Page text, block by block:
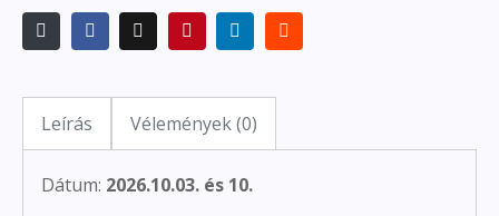
Leírás Vélemények (0)
Dátum: 2026.10.03. és 10.